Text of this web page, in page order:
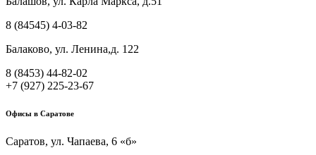
8 (84545) 4-03-82
Балаково, ул. Ленина,д. 122
8 (8453) 44-82-02
+7 (927) 225-23-67
Офисы в Саратове
Саратов, ул. Чапаева, 6 «б»